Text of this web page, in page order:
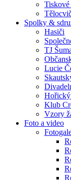
Tiskové
Spolky &
Hasiči
TJ
Lucie
Hořický
Klub
Vzory
Foto a video